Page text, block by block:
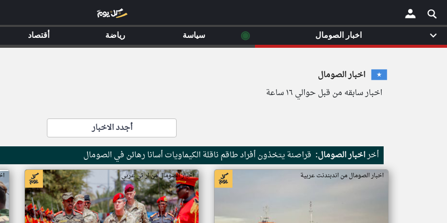
×
اخبار الصومال
اخبار سابقه من قبل حوالي ١٦ ساعة
أجدد الاخبار
أخراخبار الصومال: قراصنة يتخذون أفراد طاقم ناقلة الكيماويات أسانا رهائن في الصومال
اخبار الصومال من اندبندنت عربية اخبار الصومال من ار تي عربي
اخبار الصومال ◉ سياسة رياضة أقتصاد